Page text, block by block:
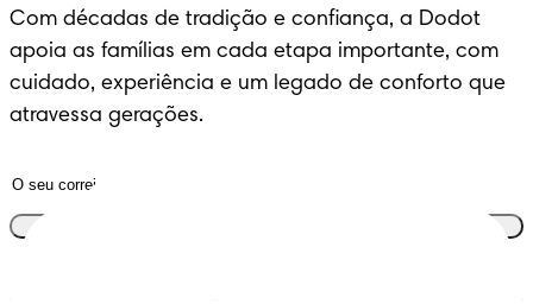
Com décadas de tradição e confiança, a Dodot
apoia as famílias em cada etapa importante, com
cuidado, experiência e um legado de conforto que
atravessa gerações.